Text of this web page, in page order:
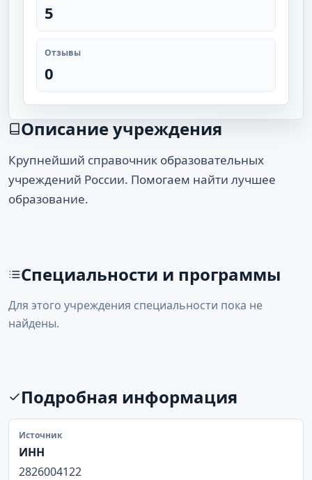
5
Отзывы
0
Описание учреждения
Крупнейший справочник образовательных
учреждений России. Помогаем найти лучшее
образование.
Специальности и программы
Для этого учреждения специальности пока не
найдены.
Подробная информация
Источник
ИНН
2826004122